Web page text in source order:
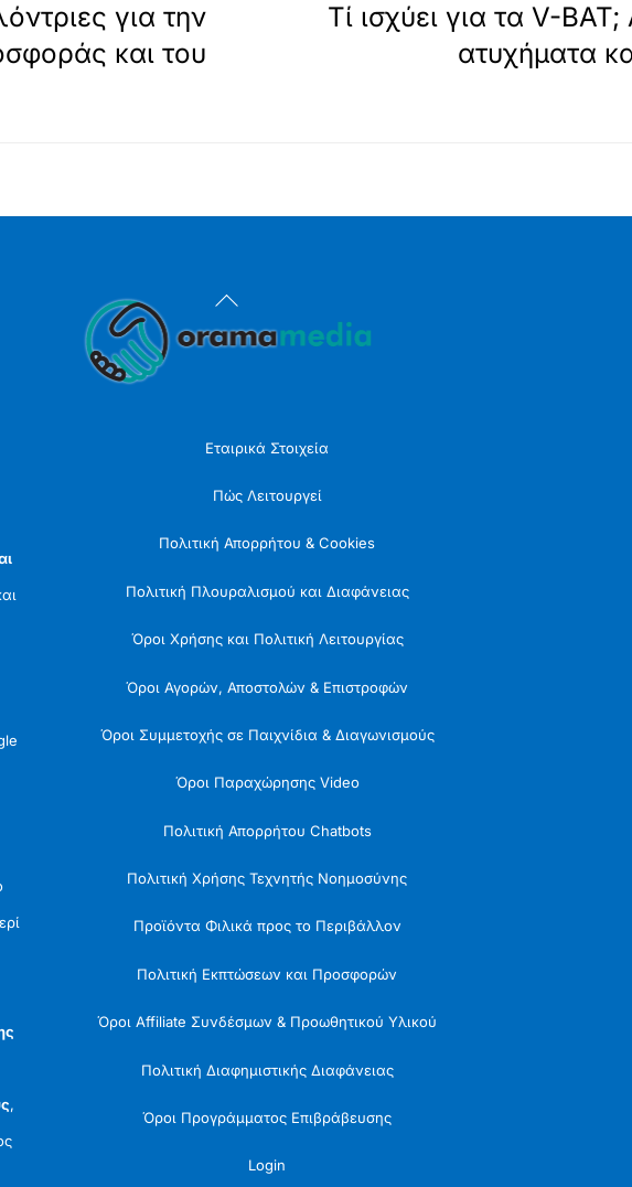
για την
και του
Τί ισχύει για τα V-
ατυχήματα
Back
To
,
Εταιρικά Στοιχεία
Πώς Λειτουργεί
Πολιτική Απορρήτου & Cookies
Πολιτική Πλουραλισμού και Διαφάνειας
Όροι Χρήσης και Πολιτική Λειτουργίας
Όροι Αγορών, Αποστολών & Επιστροφών
Όροι Συμμετοχής σε Παιχνίδια & Διαγωνισμούς
Όροι Παραχώρησης Video
Πολιτική Απορρήτου Chatbots
Πολιτική Χρήσης Τεχνητής Νοημοσύνης
Προϊόντα Φιλικά προς το Περιβάλλον
Πολιτική Εκπτώσεων και Προσφορών
Όροι Affiliate Συνδέσμων & Προωθητικού Υλικού
Πολιτική Διαφημιστικής Διαφάνειας
Όροι Προγράμματος Επιβράβευσης
Login